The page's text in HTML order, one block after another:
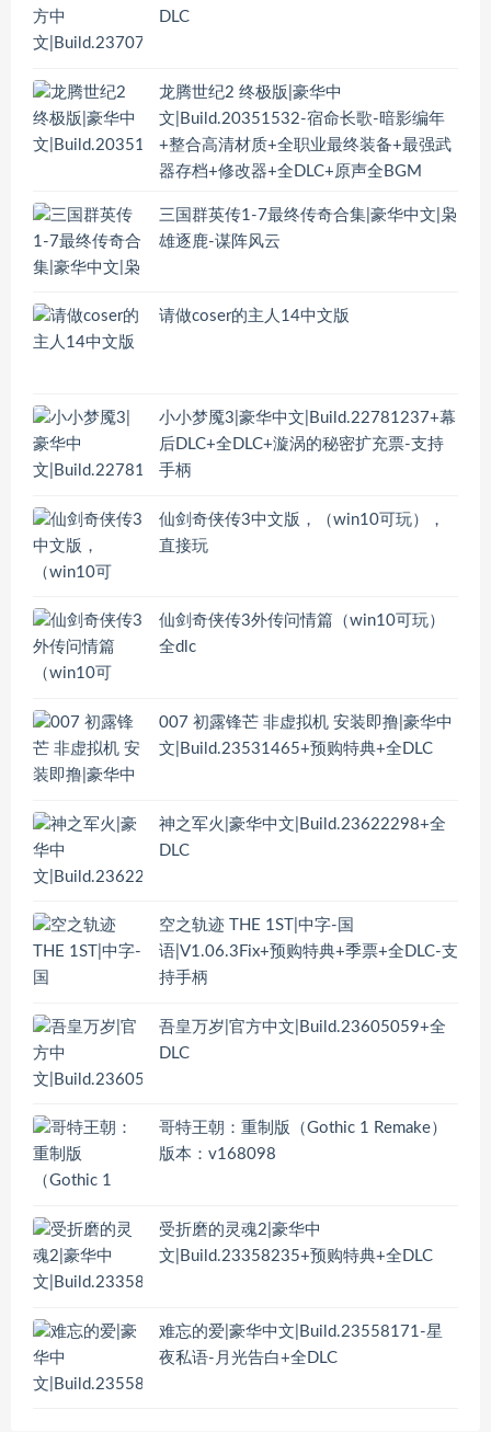
DLC
龙腾世纪2 终极版|豪华中
文|Build.20351532-宿命长歌-暗影编年
+整合高清材质+全职业最终装备+最强武
器存档+修改器+全DLC+原声全BGM
三国群英传1-7最终传奇合集|豪华中文|枭
雄逐鹿-谋阵风云
请做coser的主人14中文版
小小梦魇3|豪华中文|Build.22781237+幕
后DLC+全DLC+漩涡的秘密扩充票-支持
手柄
仙剑奇侠传3中文版，（win10可玩），
直接玩
仙剑奇侠传3外传问情篇（win10可玩）
全dlc
007 初露锋芒 非虚拟机 安装即撸|豪华中
文|Build.23531465+预购特典+全DLC
神之军火|豪华中文|Build.23622298+全
DLC
空之轨迹 THE 1ST|中字-国
语|V1.06.3Fix+预购特典+季票+全DLC-支
持手柄
吾皇万岁|官方中文|Build.23605059+全
DLC
哥特王朝：重制版（Gothic 1 Remake）
版本：v168098
受折磨的灵魂2|豪华中
文|Build.23358235+预购特典+全DLC
难忘的爱|豪华中文|Build.23558171-星
夜私语-月光告白+全DLC